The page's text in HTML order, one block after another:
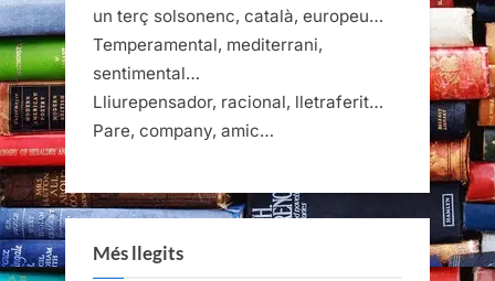
un terç solsonenc, català, europeu…
Temperamental, mediterrani,
sentimental…
Lliurepensador, racional, lletraferit…
Pare, company, amic…
Més llegits